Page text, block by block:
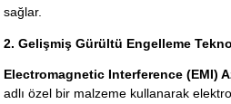
sağlar.
2. Gelişmiş Gürültü Engelleme
Electromagnetic Interference (EMI)
adlı özel bir malzeme kullanarak